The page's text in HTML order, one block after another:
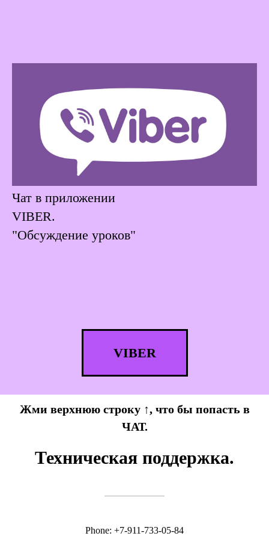
Чат в приложении
VIBER.
"Обсуждение уроков"
VIBER
Жми верхнюю строку ↑, что бы попасть в
ЧАТ.
Техническая поддержка.
Phone: +7-911-733-05-84